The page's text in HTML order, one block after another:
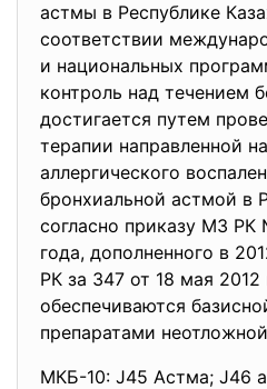
астмы в Республике
соответствии
и национальных
контроль над течением
достигается путем
терапии направленной
аллергического
бронхиальной астмой в
согласно приказу МЗ РК
года, дополненного в
РК за 347 от 18 мая 2012
обеспечиваются
препаратами
МКБ-10: J45 Астма; J46